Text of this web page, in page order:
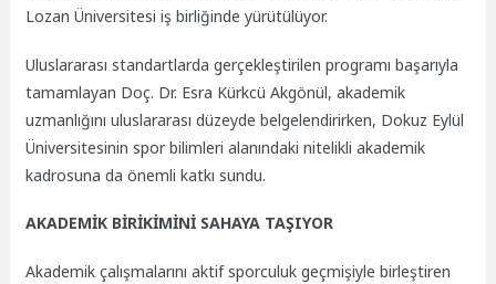
Lozan Üniversitesi iş birliğinde yürütülüyor.
Uluslararası standartlarda gerçekleştirilen programı başarıyla
tamamlayan Doç. Dr. Esra Kürkcü Akgönül, akademik
uzmanlığını uluslararası düzeyde belgelendirirken, Dokuz Eylül
Üniversitesinin spor bilimleri alanındaki nitelikli akademik
kadrosuna da önemli katkı sundu.
AKADEMİK BİRİKİMİNİ SAHAYA TAŞIYOR
Akademik çalışmalarını aktif sporculuk geçmişiyle birleştiren